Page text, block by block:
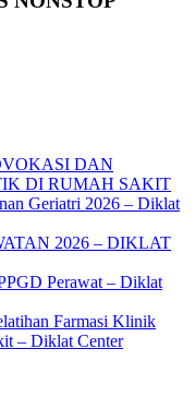
DAN
DI RUMAH SAKIT
Geriatri 2026 – Diklat
2026 – DIKLAT
Perawat – Diklat
Farmasi Klinik
– Diklat Center